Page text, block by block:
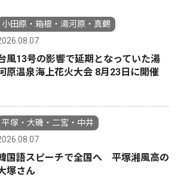
小田原・箱根・湯河原・真鶴
風13号の影響で延期となっていた湯
原温泉海上花火大会 8月23日に開催
平塚・大磯・二宮・中井
国語スピーチで全国へ 平塚湘風高の
塚さん